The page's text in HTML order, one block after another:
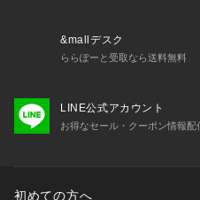
&mallデスク
ららぽーと受取なら送料無料
LINE公式アカウント
お得なセール・クーポン情報配
初めての方へ